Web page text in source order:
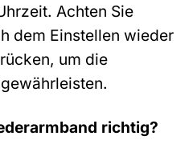
Achten Sie
dem Einstellen wieder
um die
richtig?